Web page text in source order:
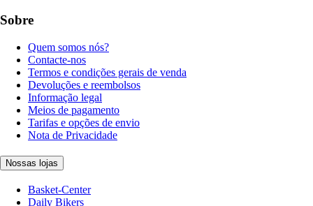
Sobre
Quem somos nós?
Contacte-nos
Termos e condições gerais de venda
Devoluções e reembolsos
Informação legal
Meios de pagamento
Tarifas e opções de envio
Nota de Privacidade
Nossas lojas
Basket-Center
Daily Bikers